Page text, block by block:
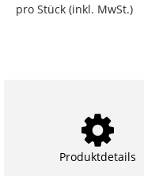
pro Stück (inkl. MwSt.)
Produktdetails